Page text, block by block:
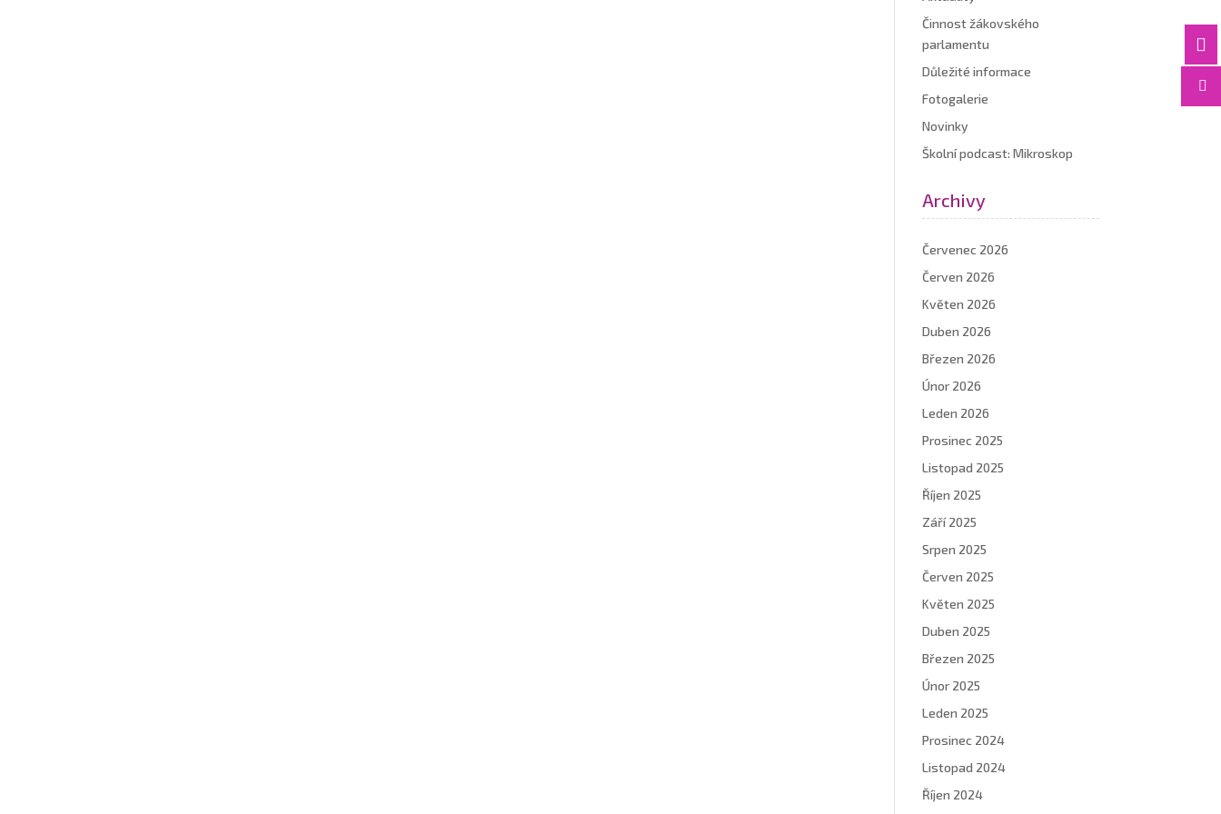


Činnost žákovského
parlamentu
Důležité informace
Fotogalerie
Novinky
Školní podcast: Mikroskop
Archivy
Červenec 2026
Červen 2026
Květen 2026
Duben 2026
Březen 2026
Únor 2026
Leden 2026
Prosinec 2025
Listopad 2025
Říjen 2025
Září 2025
Srpen 2025
Červen 2025
Květen 2025
Duben 2025
Březen 2025
Únor 2025
Leden 2025
Prosinec 2024
Listopad 2024
Říjen 2024